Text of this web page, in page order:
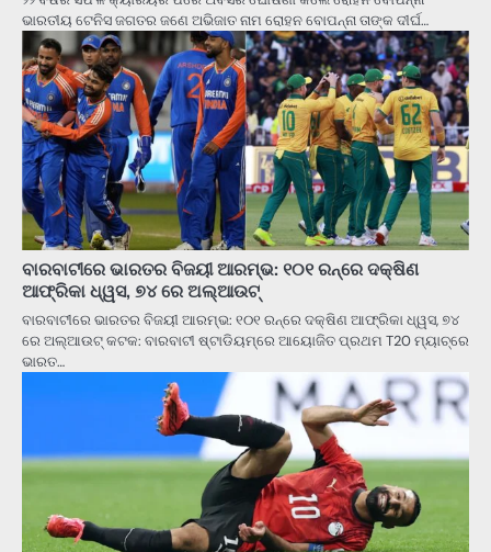
ଭାରତୀୟ ଟେନିସ ଜଗତର ଜଣେ ଅଭିଜାତ ନାମ ରୋହନ ବୋପନ୍ନା ତାଙ୍କ ଦୀର୍ଘ…
ବାରବାଟୀରେ ଭାରତର ବିଜୟୀ ଆରମ୍ଭ: ୧୦୧ ରନ୍‌ରେ ଦକ୍ଷିଣ
ଆଫ୍ରିକା ଧ୍ୱସ, ୭୪ ରେ ଅଲ୍‌ଆଉଟ୍
ବାରବାଟୀରେ ଭାରତର ବିଜୟୀ ଆରମ୍ଭ: ୧୦୧ ରନ୍‌ରେ ଦକ୍ଷିଣ ଆଫ୍ରିକା ଧ୍ୱସ, ୭୪
ରେ ଅଲ୍‌ଆଉଟ୍‌ କଟକ: ବାରବାଟୀ ଷ୍ଟାଡିୟମ୍‌ରେ ଆୟୋଜିତ ପ୍ରଥମ T20 ମ୍ୟାଚ୍‌ରେ
ଭାରତ…